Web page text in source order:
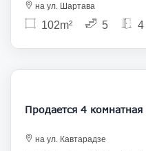
на ул. Шартава
102m² 5 4
на ул. Кавтарадзе